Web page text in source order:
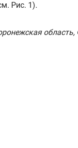
Рис. 1).